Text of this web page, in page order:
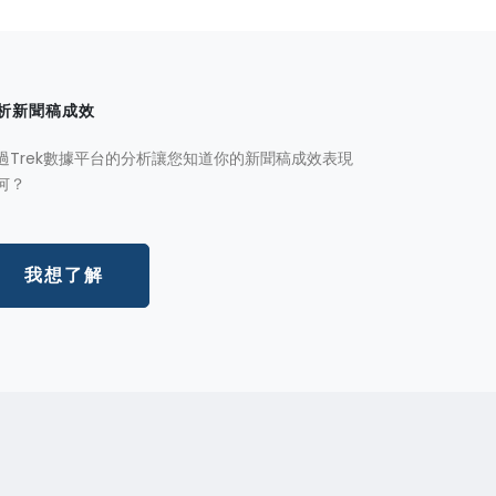
新聞稿成效
Trek數據平台的分析讓您知道你的新聞稿成效表現
？
我想了解